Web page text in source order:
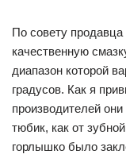
По совету продавца
качественную
диапазон которой
градусов. Как я
производителей
тюбик, как от
горлышко было